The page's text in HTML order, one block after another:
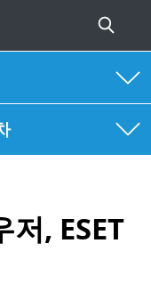
, ESET